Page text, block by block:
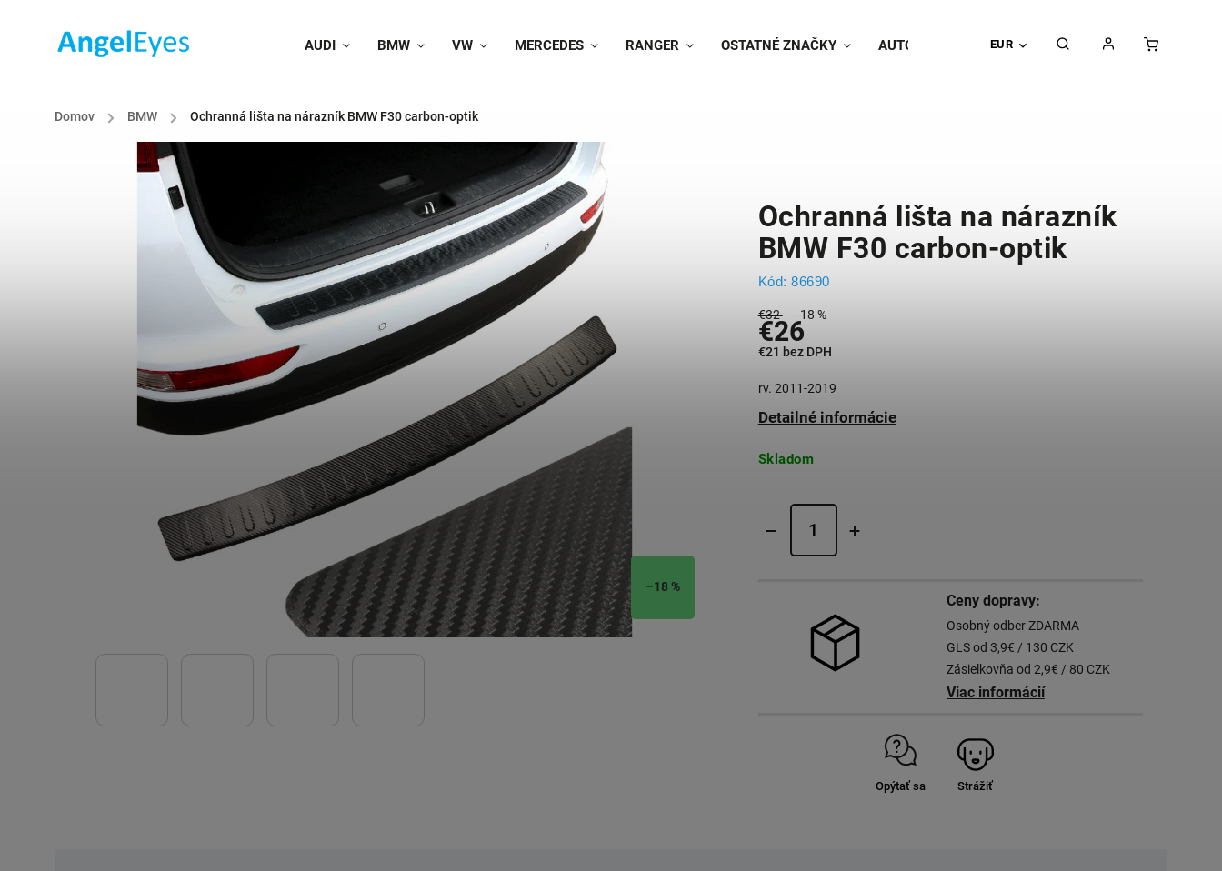
EUR
AUDI BMW VW MERCEDES RANGER OSTATNÉ ZNAČKY AUTOPOŤAHY Univerzálne doplnky
Domov / BMW / Ochranná lišta na nárazník BMW F30 carbon-optik
–18 %
Ochranná lišta na nárazník
BMW F30 carbon-optik
Kód: 86690
€32 –18 %
€26
€21 bez DPH
rv. 2011-2019
Detailné informácie
Skladom
Ceny dopravy:
Osobný odber ZDARMA
GLS od 3,9€ / 130 CZK
Zásielkovňa od 2,9€ / 80 CZK
Viac informácií
Opýtať sa Strážiť